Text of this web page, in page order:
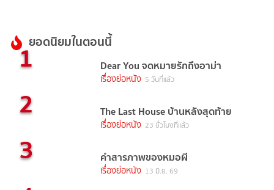
ยอดนิยมในตอนนี้
1 Dear You จดหมายรักถึงอาม่า
เรื่องย่อหนัง 5 วันที่แล้ว
2 The Last House บ้านหลังสุดท้าย
เรื่องย่อหนัง 23 ชั่วโมงที่แล้ว
3 คำสารภาพของหมอผี
เรื่องย่อหนัง 13 มิ.ย. 69